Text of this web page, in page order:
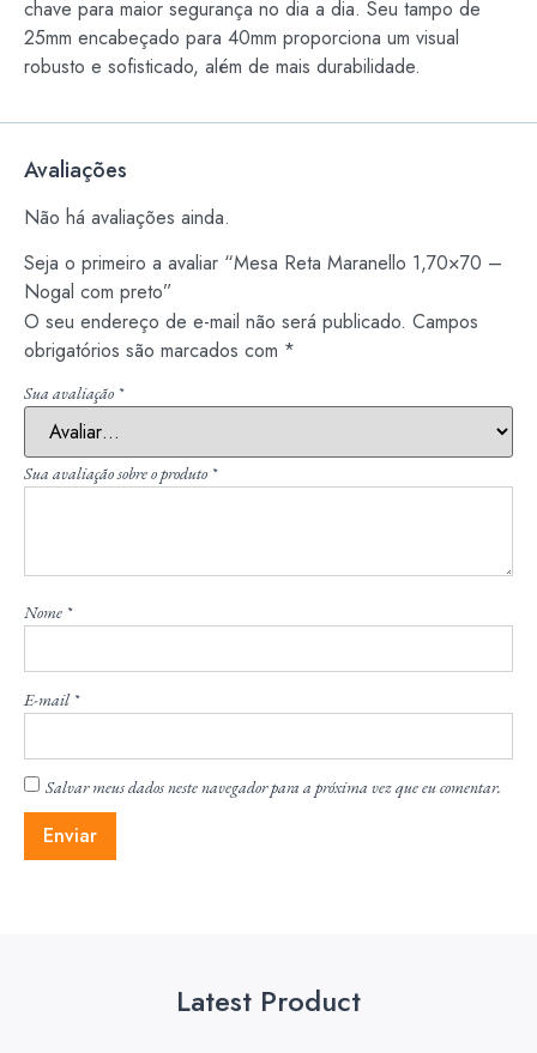
chave para maior segurança no dia a dia. Seu tampo de
25mm encabeçado para 40mm proporciona um visual
robusto e sofisticado, além de mais durabilidade.
Avaliações
Não há avaliações ainda.
Seja o primeiro a avaliar “Mesa Reta Maranello 1,70×70 –
Nogal com preto”
O seu endereço de e-mail não será publicado. Campos
obrigatórios são marcados com *
Sua avaliação *
Sua avaliação sobre o produto *
Nome *
E-mail*
Salvar meus dados neste navegador para a próxima vez que eu comentar.
Latest Product